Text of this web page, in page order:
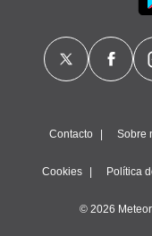
Contacto Sobre
Cookies Política
© 2026